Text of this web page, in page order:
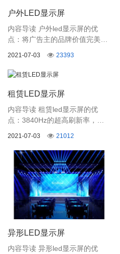
户外LED显示屏
内容导读 户外led显示屏的优
点：将广告主的品牌价值完美的
各类品牌信息展示场景使用。
2021-07-03 23393
租赁LED显示屏
内容导读 租赁led显示屏的优
点：3840Hz的超高刷新率，在
示画面，满足现场直播镜头切换
无闪烁的需求。
2021-07-03 21012
异形LED显示屏
内容导读 异形led显示屏的优